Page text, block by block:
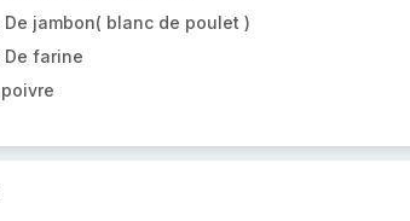
De jambon( blanc de poulet )
De farine